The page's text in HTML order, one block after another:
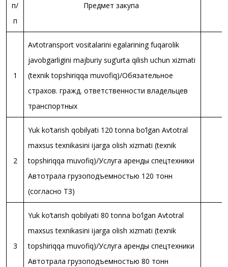
п/
п
Предмет закупа
1
Avtotransport vositalarini egalarining fuqarolik
javobgarligini majburiy sug’urta qilish uchun xizmati
(texnik topshiriqqa muvofiq)/Обязательное
страхов. гражд. ответственности владельцев
транспортных
2
Yuk ko‘tarish qobilyati 120 tonna bo‘lgan Avtotral
maxsus texnikasini ijarga olish xizmati (texnik
topshiriqqa muvofiq)/Услуга аренды спецтехники
Автотрала грузоподъемностью 120 тонн
(согласно ТЗ)
3
Yuk ko‘tarish qobilyati 80 tonna bo‘lgan Avtotral
maxsus texnikasini ijarga olish xizmati (texnik
topshiriqqa muvofiq)/Услуга аренды спецтехники
Автотрала грузоподъемностью 80 тонн